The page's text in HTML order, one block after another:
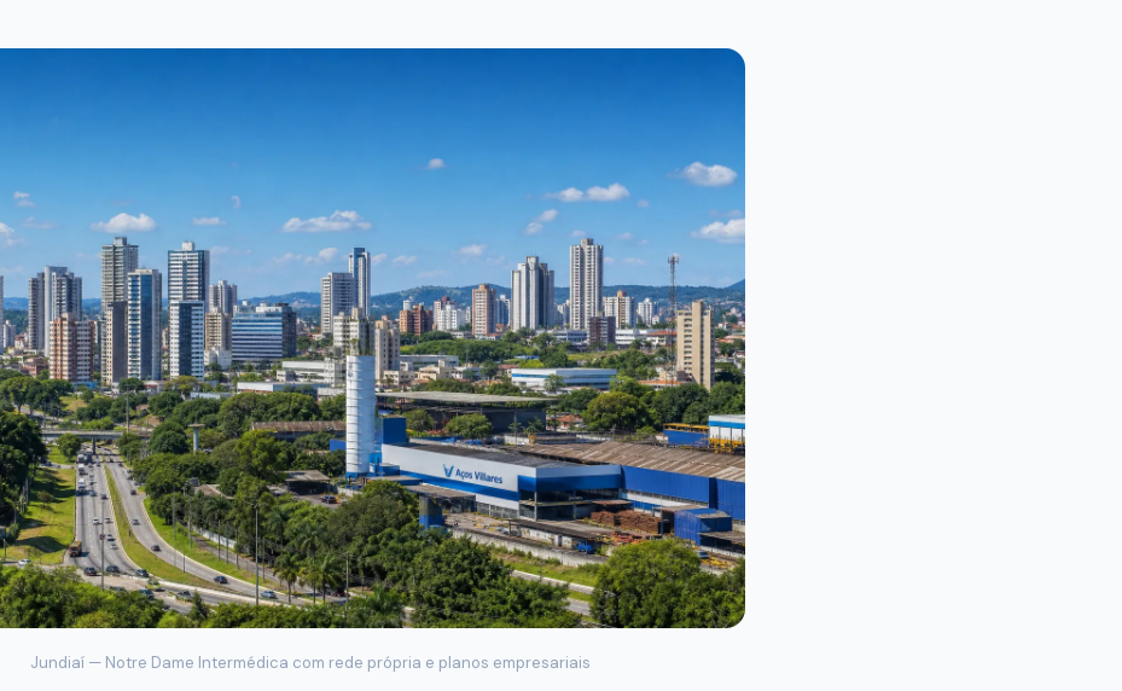
Jundiaí — Notre Dame Intermédica com rede própria e planos empresariais